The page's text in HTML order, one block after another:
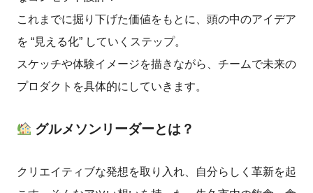
これまでに掘り下げた価値をもとに、頭の中のアイデア
を “見える化” していくステップ。
スケッチや体験イメージを描きながら、チームで未来の
プロダクトを具体的にしていきます。
グルメソンリーダーとは？
クリエイティブな発想を取り入れ、自分らしく革新を起